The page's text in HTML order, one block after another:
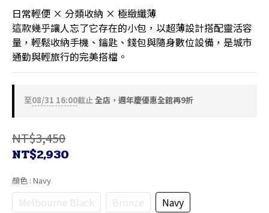
日常輕便 × 分類收納 × 極緻纖薄
這款幾乎讓人忘了它存在的小包，以超薄設計搭配靈活容
量，輕鬆收納手機、鑰匙、錢包與隨身數位設備，是城市
通勤與輕旅行的完美搭檔。
至08/31 16:00截止全店，週年慶優惠全館再9折
NT$3,450
NT$2,930
顏色 : Navy
Melbourne Black Bronze Navy